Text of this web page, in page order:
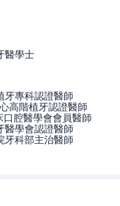
醫學士
牙專科認證醫師
高階植牙認證醫師
口腔醫學會會員醫師
醫學會認證醫師
牙科部主治醫師